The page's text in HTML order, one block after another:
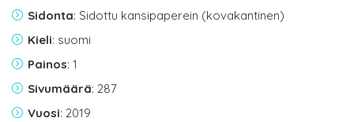
Sidonta: Sidottu kansipaperein (kovakantinen)
Kieli: suomi
Painos: 1
Sivumäärä: 287
Vuosi: 2019